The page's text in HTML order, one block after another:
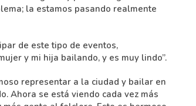
la estamos pasando realmente
de este tipo de eventos,
y mi hija bailando, y es muy lindo”.
representar a la ciudad y bailar en
Ahora se está viendo cada vez más